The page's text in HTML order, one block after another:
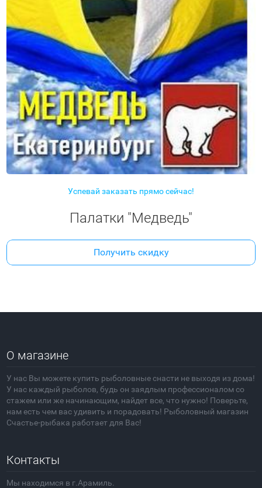
Успевай заказать прямо сейчас!
Палатки "Медведь"
Получить скидку
О магазине
У нас Вы можете купить рыболовные снасти не выходя из дома!
У нас каждый рыболов, будь он заядлым профессионалом со
стажем или же начинающим, найдет все, что нужно! Поверьте,
нам есть чем вас удивить и порадовать! Рыболовный магазин
Счастье-рыбака работает для Вас!
Контакты
Мы находимся в г.Арамиль.